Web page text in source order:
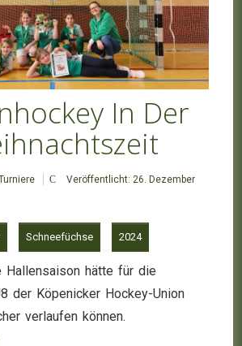
In Der
Veröffentlicht: 26. Dezember
Schneefüchse 2024
Hallensaison hätte für die
der Köpenicker Hockey-Union
verlaufen können.